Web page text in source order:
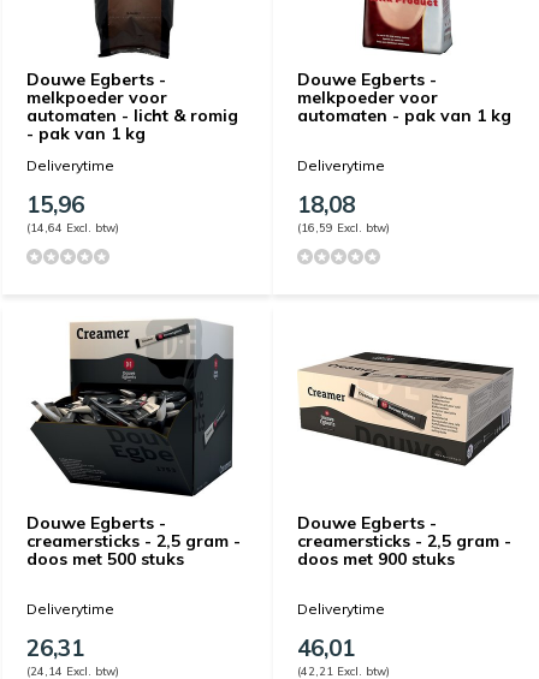
Douwe Egberts -
melkpoeder voor
automaten - licht & romig
- pak van 1 kg
Deliverytime
15,96
(14,64 Excl. btw)
Douwe Egberts -
melkpoeder voor
automaten - pak van 1 kg
Deliverytime
18,08
(16,59 Excl. btw)
Douwe Egberts -
creamersticks - 2,5 gram -
doos met 500 stuks
Deliverytime
26,31
(24,14 Excl. btw)
Douwe Egberts -
creamersticks - 2,5 gram -
doos met 900 stuks
Deliverytime
46,01
(42,21 Excl. btw)